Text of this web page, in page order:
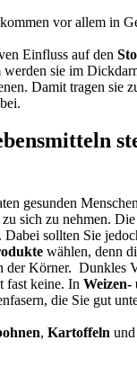
vor allem in
Einfluss auf den
werden sie im
Damit tragen sie
bei.
gesunden
zu sich zu nehmen.
sollten Sie
wählen, denn
der Körner. Dunkles
fast keine. In Weizen-
die Sie gut
, Kartoffeln und